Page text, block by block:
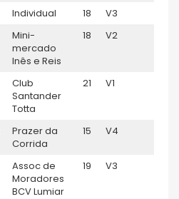
Individual 18 V3
Mini-
mercado
Inês e Reis
18 V2
Club
Santander
Totta
21 V1
Prazer da
Corrida
15 V4
Assoc de
Moradores
BCV Lumiar
19 V3